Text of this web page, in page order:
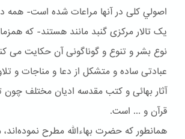
یک تالار مرکزی گنبد مانند هستند- که
نوع بشر و تنوع و گوناگونی آن حکایت می
عبادتی ساده و متشکل از دعا و مناجات و
آثار بهائی و کتب مقدسه ادیان مختلف چون
قرآن و ... است.
همانطور که حضرت بهاءالله مطرح